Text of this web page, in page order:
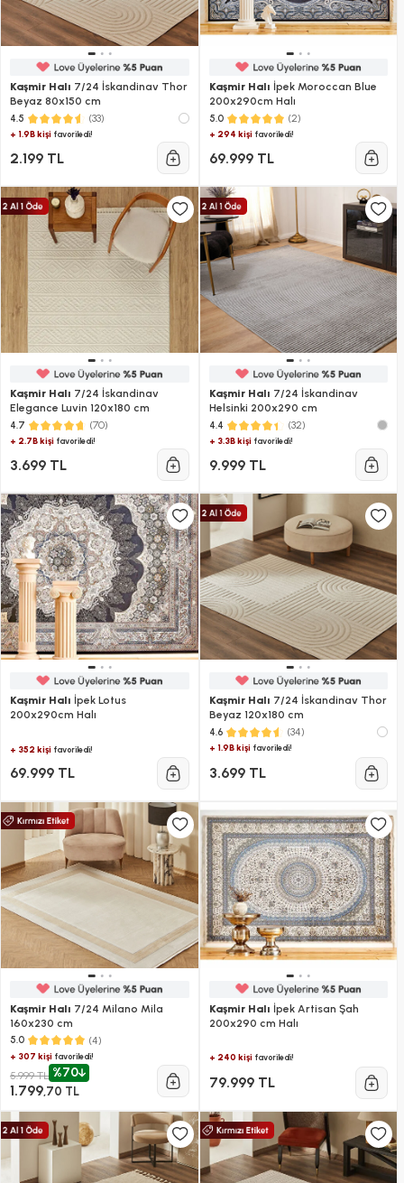
Kaşmir Halı 7/24 İskandinav Thor
Beyaz 80x150 cm
4.5 (33)
+ 1.9B kişi favoriledi!
2.199 TL
Kaşmir Halı İpek Moroccan Blue
200x290cm Halı
5.0 (2)
+ 294 kişifavoriledi!
69.999 TL
Kaşmir Halı 7/24 İskandinav
Elegance Luvin 120x180 cm
4.7 (70)
+ 2.7B kişi favoriledi!
3.699 TL
Kaşmir Halı 7/24 İskandinav
Helsinki 200x290 cm
4.4 (32)
+ 3.3B kişifavoriledi!
9.999 TL
Kaşmir Halı İpek Lotus
200x290cm Halı
+ 352 kişi favoriledi!
69.999 TL
Kaşmir Halı 7/24 İskandinav Thor
Beyaz 120x180 cm
4.6 (34)
+ 1.9B kişifavoriledi!
3.699 TL
Kaşmir Halı 7/24 Milano Mila
160x230 cm
5.0 (4)
+ 307 kişi favoriledi!
5.999 TL %70
1.799,70 TL
Kaşmir Halı İpek Artisan Şah
200x290 cm Halı
+ 240 kişifavoriledi!
79.999 TL